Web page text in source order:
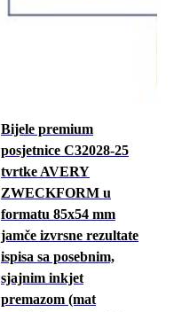
Bijele premium
posjetnice C32028-25
tvrtke AVERY
ZWECKFORM u
formatu 85x54 mm
jamče izvrsne rezultate
ispisa sa posebnim,
sjajnim inkjet
premazom (mat